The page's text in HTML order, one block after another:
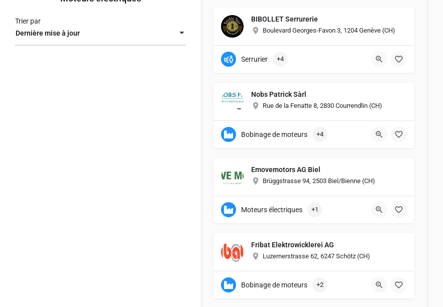
Dernière mise à jour
Trier par BIBOLLET Serrurerie
Boulevard Georges-Favon 3, 1204 Genève (CH)
Serrurier +4
Nobs Patrick Sàrl
Rue de la Fenatte 8, 2830 Courrendlin (CH)
Bobinage de moteurs +4
Emovemotors AG Biel
Brüggstrasse 94, 2503 Biel/Bienne (CH)
Moteurs électriques +1
Fribat Elektrowicklerei AG
Luzernerstrasse 62, 6247 Schötz (CH)
Bobinage de moteurs +2